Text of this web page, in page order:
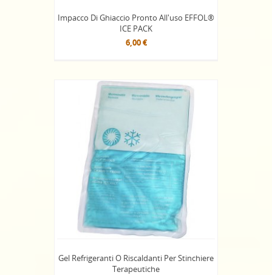
Impacco Di Ghiaccio Pronto All'uso EFFOL®
ICE PACK
6,00 €
Gel Refrigeranti O Riscaldanti Per Stinchiere
Terapeutiche